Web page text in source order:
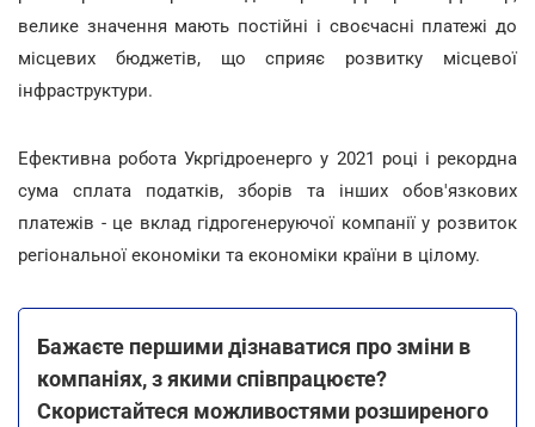
велике значення мають постійні і своєчасні платежі до
місцевих бюджетів, що сприяє розвитку місцевої
інфраструктури.
Ефективна робота Укргідроенерго у 2021 році і рекордна
сума сплата податків, зборів та інших обов'язкових
платежів - це вклад гідрогенеруючої компанії у розвиток
регіональної економіки та економіки країни в цілому.
Бажаєте першими дізнаватися про зміни в
компаніях, з якими співпрацюєте?
Скористайтеся можливостями розширеного